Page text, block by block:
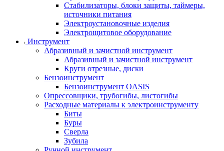
Стабилизаторы, блоки защиты, таймеры,
источники питания
Электроустановочные изделия
Электрощитовое оборудование
Инструмент
Абразивный и зачистной инструмент
Абразивный и зачистной инструмент
Круги отрезные, диски
Бензоинструмент
Бензоинструмент OASIS
Опрессовщики, трубогибы, листогибы
Расходные материалы к электроинструменту
Биты
Буры
Сверла
Зубила